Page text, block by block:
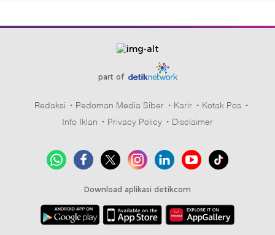
part of
Redaksi Pedoman Media Siber Karir
Kotak Pos
Info Iklan
Privacy Policy Disclaimer
Download aplikasi detikcom